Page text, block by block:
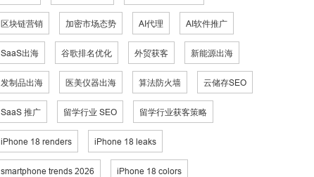
区块链营销 加密市场态势 AI代理 AI软件推广
SaaS出海 谷歌排名优化 外贸获客 新能源出海
发制品出海 医美仪器出海 算法防火墙 云储存SEO
SaaS 推广 留学行业 SEO 留学行业获客策略
iPhone 18 renders iPhone 18 leaks
smartphone trends 2026 iPhone 18 colors